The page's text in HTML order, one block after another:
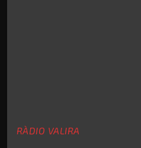
RÀDIO VALIRA